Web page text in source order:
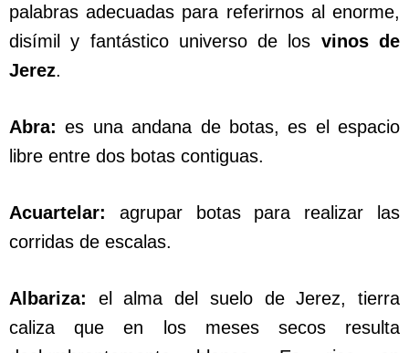
palabras adecuadas para referirnos al enorme,
disímil y fantástico universo de los vinos de
Jerez.
Abra: es una andana de botas, es el espacio
libre entre dos botas contiguas.
Acuartelar: agrupar botas para realizar las
corridas de escalas.
Albariza: el alma del suelo de Jerez, tierra
caliza que en los meses secos resulta